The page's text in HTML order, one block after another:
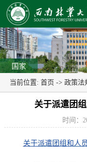
国家
当前位置: 首页 -> 政策法
关于派遣团
时间：
关于派遣团组和人